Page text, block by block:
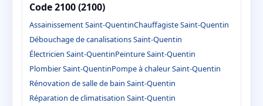
Code 2100 (2100)
Assainissement Saint-QuentinChauffagiste Saint-Quentin
Débouchage de canalisations Saint-Quentin
Électricien Saint-QuentinPeinture Saint-Quentin
Plombier Saint-QuentinPompe à chaleur Saint-Quentin
Rénovation de salle de bain Saint-Quentin
Réparation de climatisation Saint-Quentin